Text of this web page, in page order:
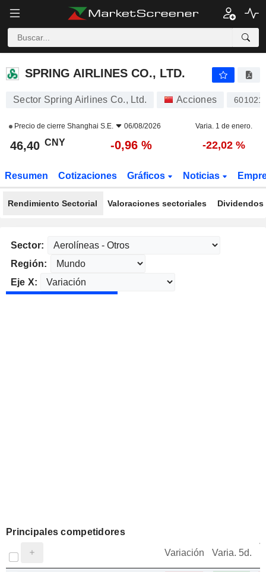
SPRING AIRLINES CO., LTD.
SPRING AIRLINES CO., LTD.
Sector Spring Airlines Co., Ltd. Acciones 601021
Precio de cierre Shanghai S.E. 06/08/2026 Varia. 1 de enero.
46,40 CNY -0,96 % -22,02 %
Resumen Cotizaciones Gráficos Noticias
Rendimiento Sectorial Valoraciones sectoriales
Sector:
Región:
Eje X:
Principales competidores
Variación Varia. 5d.